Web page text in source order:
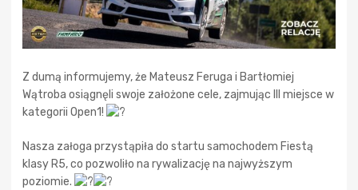
Z dumą informujemy, że Mateusz Feruga i Bartłomiej
Wątroba osiągnęli swoje założone cele, zajmując III miejsce w
kategorii Open1!
Nasza załoga przystąpiła do startu samochodem Fiestą
klasy R5, co pozwoliło na rywalizację na najwyższym
poziomie.